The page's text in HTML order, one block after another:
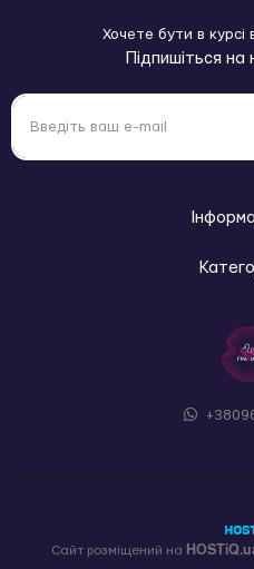
Хочете бути в курсі
Підпишіться
Сайт розміщений на